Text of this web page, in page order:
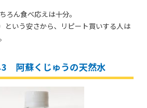
ろん食べ応えは十分。
という安さから、リピート買いする人は
3 阿蘇くじゅうの天然水